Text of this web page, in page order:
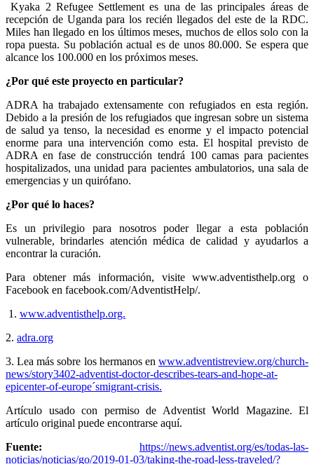
Kyaka 2 Refugee Settlement es una de las principales áreas de
recepción de Uganda para los recién llegados del este de la RDC.
Miles han llegado en los últimos meses, muchos de ellos solo con la
ropa puesta. Su población actual es de unos 80.000. Se espera que
alcance los 100.000 en los próximos meses.
¿Por qué este proyecto en particular?
ADRA ha trabajado extensamente con refugiados en esta región.
Debido a la presión de los refugiados que ingresan sobre un sistema
de salud ya tenso, la necesidad es enorme y el impacto potencial
enorme para una intervención como esta. El hospital previsto de
ADRA en fase de construcción tendrá 100 camas para pacientes
hospitalizados, una unidad para pacientes ambulatorios, una sala de
emergencias y un quirófano.
¿Por qué lo haces?
Es un privilegio para nosotros poder llegar a esta población
vulnerable, brindarles atención médica de calidad y ayudarlos a
encontrar la curación.
Para obtener más información, visite www.adventisthelp.org o
Facebook en facebook.com/AdventistHelp/.
1. www.adventisthelp.org.
2. adra.org
3. Lea más sobre los hermanos en www.adventistreview.org/church-
news/story3402-adventist-doctor-describes-tears-and-hope-at-
epicenter-of-europe´smigrant-crisis.
Artículo usado con permiso de Adventist World Magazine. El
artículo original puede encontrarse aquí.
Fuente: https://news.adventist.org/es/todas-las-
noticias/noticias/go/2019-01-03/taking-the-road-less-traveled/?